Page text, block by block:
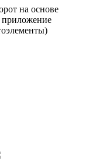
на основе
приложение